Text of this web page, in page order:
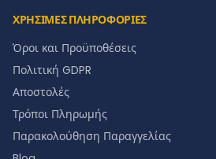
ΧΡΗΣΙΜΕΣ ΠΛΗΡΟΦΟΡΙΕΣ
Όροι και Προϋποθέσεις
Πολιτική GDPR
Αποστολές
Τρόποι Πληρωμής
Παρακολούθηση Παραγγελίας